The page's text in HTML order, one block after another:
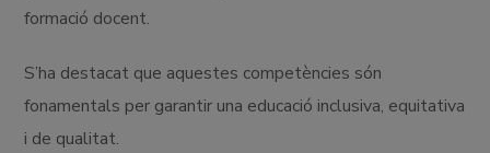
formació docent.
S’ha destacat que aquestes competències són
fonamentals per garantir una educació inclusiva, equitativa
i de qualitat.